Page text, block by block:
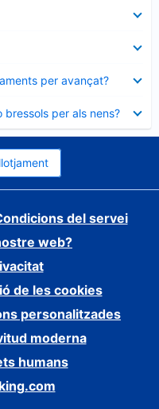
per avançat?
bressols per als nens?
del servei
web?
de les cookies
personalitzades
moderna
humans